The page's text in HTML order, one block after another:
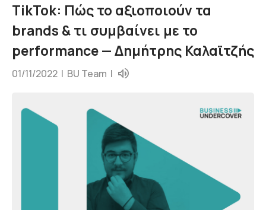
TikTok: Πώς το αξιοποιούν τα
brands & τι συμβαίνει με το
performance — Δημήτρης Καλαϊτζής
01/11/2022 | BU Team |